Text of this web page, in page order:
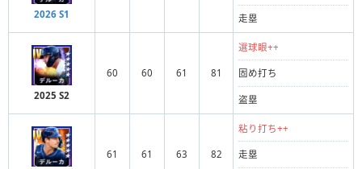
2026 S1 走塁
2025 S2
60 60 61 81
選球眼++
固め打ち
盗塁
61 61 63 82
粘り打ち++
走塁